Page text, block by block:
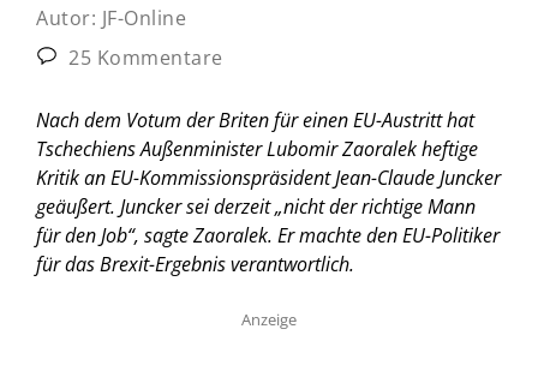
Autor: JF-Online
25 Kommentare
Nach dem Votum der Briten für einen EU-Austritt hat
Tschechiens Außenminister Lubomir Zaoralek heftige
Kritik an EU-Kommissionspräsident Jean-Claude Juncker
geäußert. Juncker sei derzeit „nicht der richtige Mann
für den Job“, sagte Zaoralek. Er machte den EU-Politiker
für das Brexit-Ergebnis verantwortlich.
Anzeige